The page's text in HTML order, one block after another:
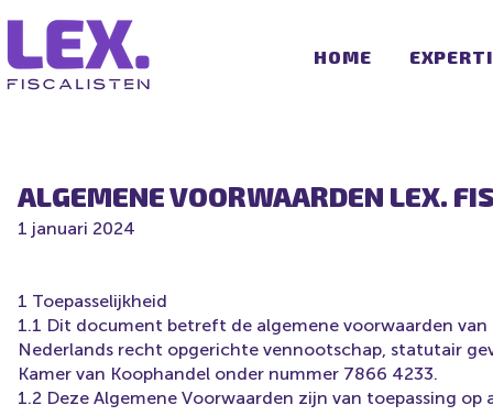
HOME
ALGEMENE VOORWAARDEN LEX.
1 januari 2024
1 Toepasselijkheid
1.1 Dit document betreft de algemene voorwaarden van
Nederlands recht opgerichte vennootschap, statutair
Kamer van Koophandel onder nummer 7866 4233.
1.2 Deze Algemene Voorwaarden zijn van toepassing